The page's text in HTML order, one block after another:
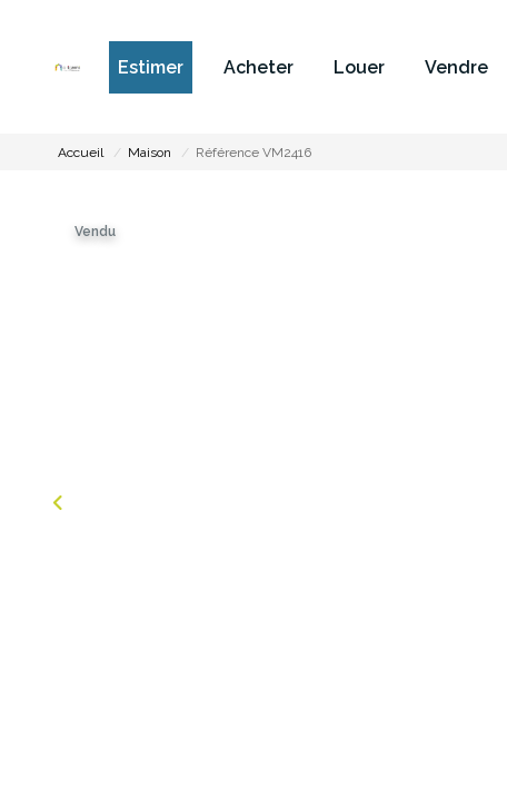
Estimer Acheter Louer Vendre
Accueil Maison Référence VM2416
Vendu